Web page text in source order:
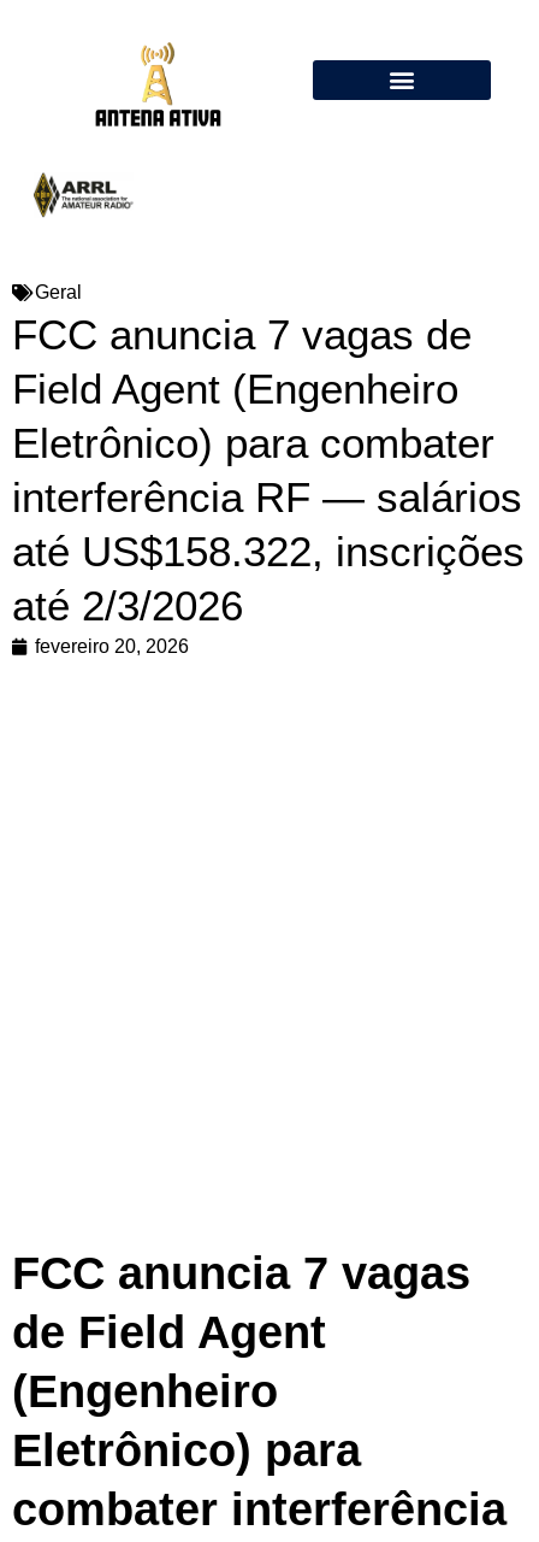
Geral
FCC anuncia 7 vagas de
Field Agent (Engenheiro
Eletrônico) para combater
interferência RF — salários
até US$158.322, inscrições
até 2/3/2026
fevereiro 20, 2026
FCC anuncia 7 vagas
de Field Agent
(Engenheiro
Eletrônico) para
combater interferência